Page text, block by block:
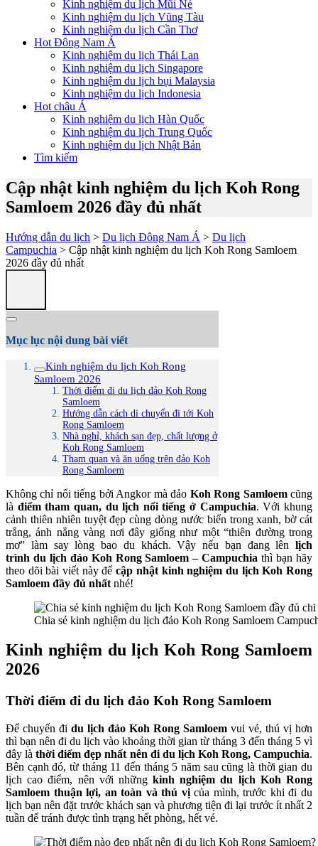
Kinh nghiệm du lịch Mũi Né
Kinh nghiệm du lịch Vũng Tàu
Kinh nghiệm du lịch Cần Thơ
Hot Đông Nam Á
Kinh nghiệm du lịch Thái Lan
Kinh nghiệm du lịch Singapore
Kinh nghiệm du lịch bụi Malaysia
Kinh nghiệm du lịch Indonesia
Hot châu Á
Kinh nghiệm du lịch Hàn Quốc
Kinh nghiệm du lịch Trung Quốc
Kinh nghiệm du lịch Nhật Bản
Tìm kiếm
Cập nhật kinh nghiệm du lịch Koh Rong
Samloem 2026 đầy đủ nhất
Hướng dẫn du lịch > Du lịch Đông Nam Á > Du lịch
Campuchia > Cập nhật kinh nghiệm du lịch Koh Rong Samloem
2026 đầy đủ nhất
Mục lục nội dung bài viết
Kinh nghiệm du lịch Koh Rong
Samloem 2026
Thời điểm đi du lịch đảo Koh Rong
Samloem
Hướng dẫn cách di chuyển đi tới Koh
Rong Samloem
Nhà nghỉ, khách sạn đẹp, chất lượng ở
Koh Rong Samloem
Tham quan và ăn uống trên đảo Koh
Rong Samloem
Không chỉ nổi tiếng bởi Angkor mà đảo Koh Rong Samloemcũng
là điểm tham quan, du lịch nổi tiếng ở Campuchia. Với khung
cảnh thiên nhiên tuyệt đẹp cùng dòng nước biển trong xanh, bờ cát
trắng, ánh nắng vàng nơi đây giống như một “thiên đường trong
mơ” làm say lòng bao du khách. Vậy nếu bạn đang lên lịch
trình du lịch đảo Koh Rong Samloem – Campuchia thì bạn hãy
theo dõi bài viết này đểcập nhật kinh nghiệm du lịch Koh Rong
Samloem đầy đủ nhất nhé!
Chia sẻ kinh nghiệm du lịch đảo Koh Rong Samloem
Kinh nghiệm du lịch Koh Rong Samloem
2026
Thời điểm đi du lịch đảo Koh Rong Samloem
Để chuyến đi du lịch đảo Koh Rong Samloem vui vẻ, thú vị hơn
thì bạn nên đi du lịch vào khoảng thời gian từ tháng 3 đến tháng 5 vì
đây làthời điểm đẹp nhất nên đi du lịch Koh Rong, Campuchia.
Bên cạnh đó, từ tháng 11 đến tháng 5 năm sau cũng là thời gian du
lịch cao điểm, nên với nhữngkinh nghiệm du lịch Koh Rong
Samloem thuận lợi, an toàn và thú vịcủa mình, trước khi đi du
lịch bạn nên đặt trước khách sạn và phương tiện đi lại trước ít nhất 2
tuần để tránh được tình trạng hết phòng, hết vé.